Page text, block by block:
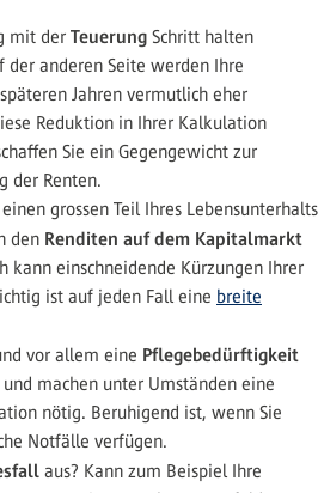
mit der Teuerung Schritt halten
der anderen Seite werden Ihre
Jahren vermutlich eher
Reduktion in Ihrer Kalkulation
Sie ein Gegengewicht zur
der Renten.
grossen Teil Ihres Lebensunterhalts
den Renditen auf dem Kapitalmarkt
kann einschneidende Kürzungen Ihrer
ist auf jeden Fall eine breite
vor allem eine Pflegebedürftigkeit
machen unter Umständen eine
nötig. Beruhigend ist, wenn Sie
Notfälle verfügen.
aus? Kann zum Beispiel Ihre